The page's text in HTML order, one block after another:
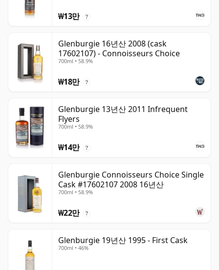
₩13만 ?
Glenburgie 16년산 2008 (cask
17602107) - Connoisseurs Choice
700ml • 58.9%
₩18만 ?
Glenburgie 13년산 2011 Infrequent
Flyers
700ml • 58.9%
₩14만 ?
Glenburgie Connoisseurs Choice Single
Cask #17602107 2008 16년산
700ml • 58.9%
₩22만 ?
Glenburgie 19년산 1995 - First Cask
700ml • 46%